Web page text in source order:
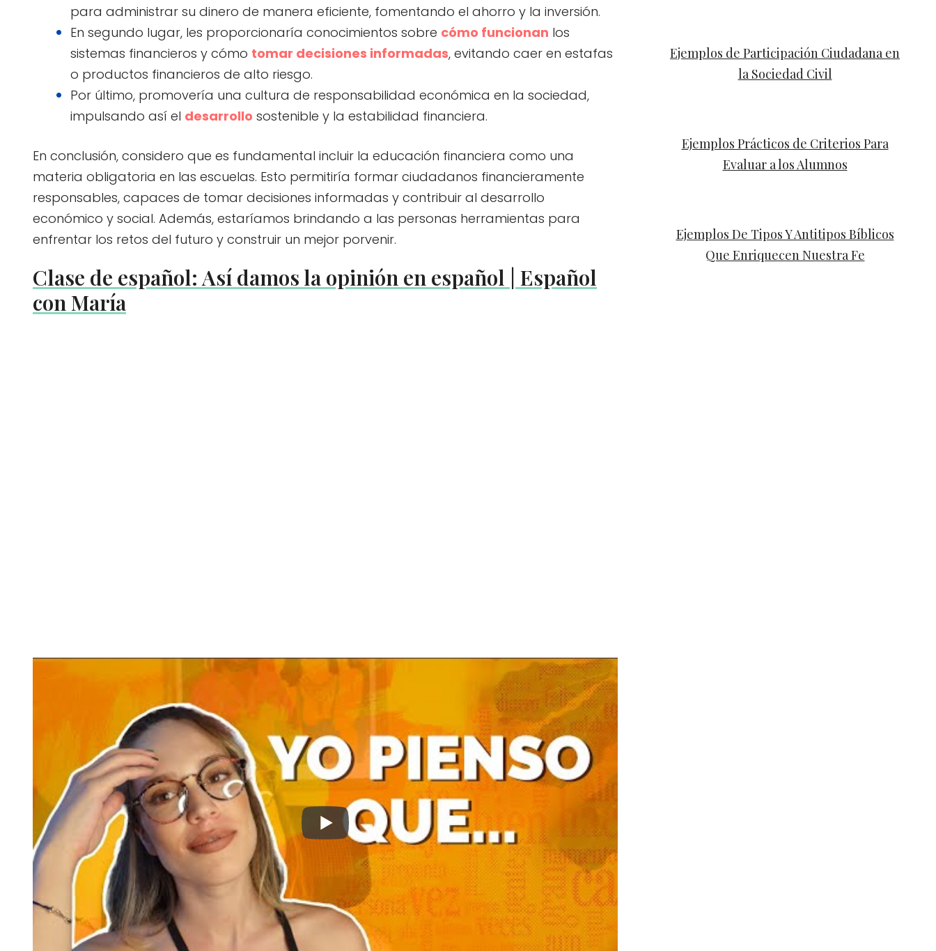
para administrar su dinero de manera eficiente, fomentando el ahorro y la inversión.
En segundo lugar, les proporcionaría conocimientos sobre cómo funcionan los
sistemas financieros y cómo tomar decisiones informadas, evitando caer en estafas
o productos financieros de alto riesgo.
Por último, promovería una cultura de responsabilidad económica en la sociedad,
impulsando así el desarrollo sostenible y la estabilidad financiera.
En conclusión, considero que es fundamental incluir la educación financiera como una
materia obligatoria en las escuelas. Esto permitiría formar ciudadanos financieramente
responsables, capaces de tomar decisiones informadas y contribuir al desarrollo
económico y social. Además, estaríamos brindando a las personas herramientas para
enfrentar los retos del futuro y construir un mejor porvenir.
Clase de español: Así damos la opinión en español | Español
con María
Ejemplos de Participación Ciudadana en
la Sociedad Civil
Ejemplos Prácticos de Criterios Para
Evaluar a los Alumnos
Ejemplos De Tipos Y Antitipos Bíblicos
Que Enriquecen Nuestra Fe